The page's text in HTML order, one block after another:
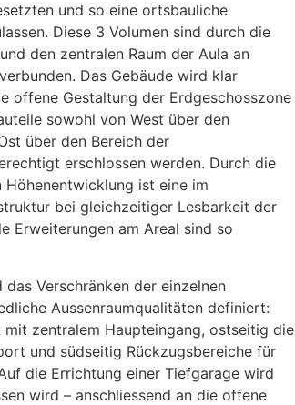
und so eine ortsbauliche
Diese 3 Volumen sind durch die
den zentralen Raum der Aula an
Das Gebäude wird klar
offene Gestaltung der Erdgeschosszone
sowohl von West über den
über den Bereich der
erschlossen werden. Durch die
ist eine im
bei gleichzeitiger Lesbarkeit der
Erweiterungen am Areal sind so
Verschränken der einzelnen
Aussenraumqualitäten definiert:
zentralem Haupteingang, ostseitig die
und südseitig Rückzugsbereiche für
die Errichtung einer Tiefgarage wird
wird – anschliessend an die offene